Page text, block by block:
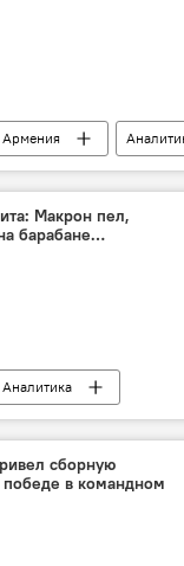
Армения
Россия
Макрон пел,
барабане…
Аналитика
Владимир
Армениясборную
в командном